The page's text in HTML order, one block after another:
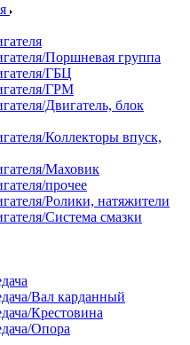
Поршневая группа
ГБЦ
ГРМ
Двигатель, блок
Коллекторы впуск,
Маховик
прочее
Ролики, натяжители
Система смазки
Вал карданный
Крестовина
Опора